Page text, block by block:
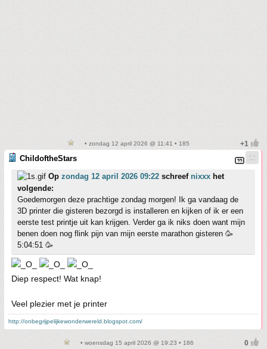
• zondag 12 april 2026 @ 11:41 • 185
ChildoftheStars
Op zondag 12 april 2026 09:22 schreef nixxx het
volgende:
Goedemorgen deze prachtige zondag morgen! Ik ga vandaag de
3D printer die gisteren bezorgd is installeren en kijken of ik er een
eerste test printje uit kan krijgen. Verder ga ik niks doen want mijn
benen doen nog flink pijn van mijn eerste marathon gisteren 🥳
5:04:51 🥳
Diep respect! Wat knap!
Veel plezier met je printer
http://onbegrijpelijkewonderwereld.blogspot.com/
• woensdag 15 april 2026 @ 19:23 • 186